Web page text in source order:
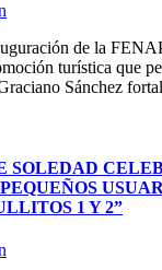
de la
turística que
Sánchez
SOLEDAD
1 Y 2”